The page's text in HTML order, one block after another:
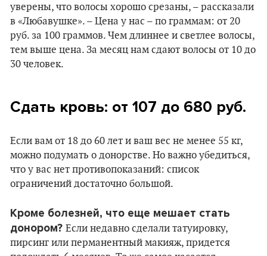
уверены, что волосы хорошо срезаны, – рассказали
в «Любавушке». – Цена у нас – по граммам: от 20
руб. за 100 граммов. Чем длиннее и светлее волосы,
тем выше цена. За месяц нам сдают волосы от 10 до
30 человек.
Сдать кровь: от 107 до 680 руб.
Если вам от 18 до 60 лет и ваш вес не менее 55 кг,
можно подумать о донорстве. Но важно убедиться,
что у вас нет противопоказаний: список
ограничений достаточно большой.
Кроме болезней, что еще мешает стать
донором? Если недавно сделали татуировку,
пирсинг или перманентный макияж, придется